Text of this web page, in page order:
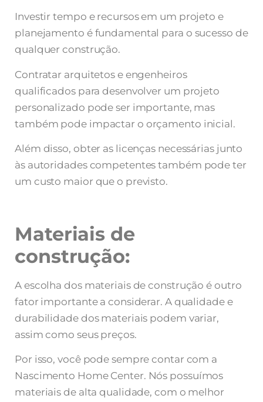
Investir tempo e recursos em um projeto e
planejamento é fundamental para o sucesso de
qualquer construção.
Contratar arquitetos e engenheiros
qualificados para desenvolver um projeto
personalizado pode ser importante, mas
também pode impactar o orçamento inicial.
Além disso, obter as licenças necessárias junto
às autoridades competentes também pode ter
um custo maior que o previsto.
Materiais de
construção:
A escolha dos materiais de construção é outro
fator importante a considerar. A qualidade e
durabilidade dos materiais podem variar,
assim como seus preços.
Por isso, você pode sempre contar com a
Nascimento Home Center. Nós possuímos
materiais de alta qualidade, com o melhor